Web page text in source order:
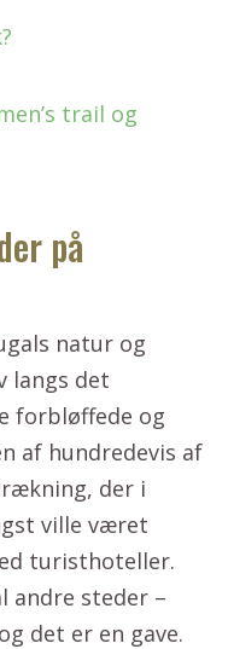
trail og
på
natur og
langs det
forbløffede og
af hundredevis af
der i
ville været
turisthoteller.
andre steder –
det er en gave.